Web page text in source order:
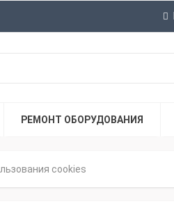
РЕМОНТ ОБОРУДОВАНИЯ
cookies